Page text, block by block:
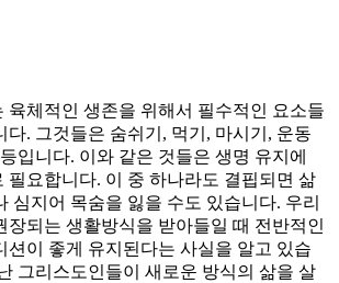
육체적인 생존을 위해서 필수적인 요소들
다. 그것들은 숨쉬기, 먹기, 마시기, 운동
입니다. 이와 같은 것들은 생명 유지에
필요합니다. 이 중 하나라도 결핍되면 삶
심지어 목숨을 잃을 수도 있습니다. 우리
장되는 생활방식을 받아들일 때 전반적인
션이 좋게 유지된다는 사실을 알고 있습
그리스도인들이 새로운 방식의 삶을 살